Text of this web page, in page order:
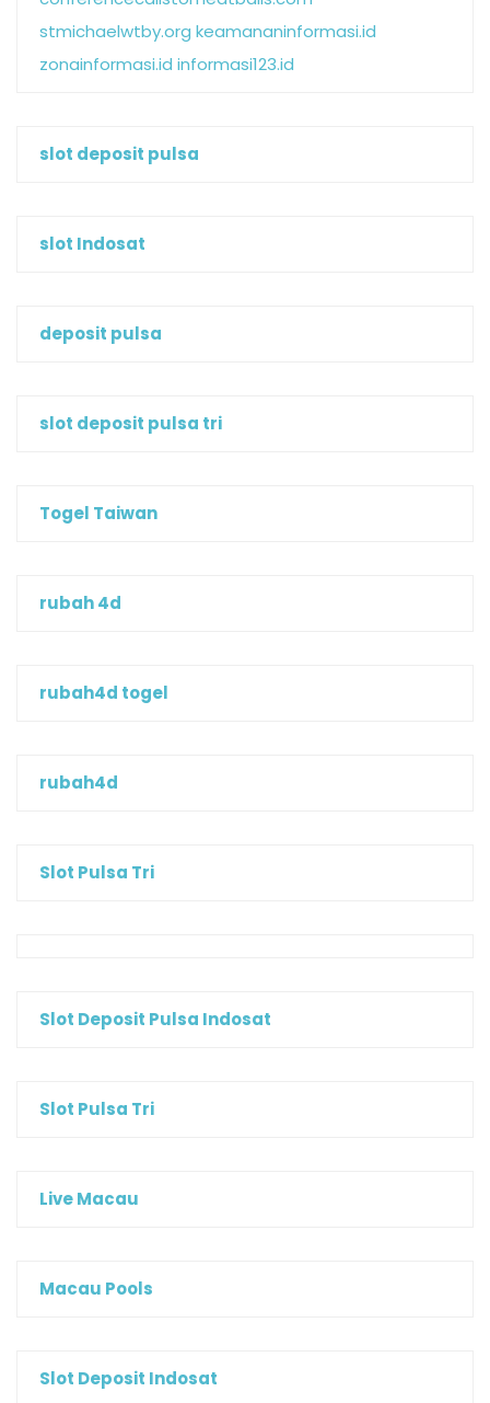
stmichaelwtby.org keamananinformasi.id
zonainformasi.id informasi123.id
slot deposit pulsa
slot Indosat
deposit pulsa
slot deposit pulsa tri
Togel Taiwan
rubah 4d
rubah4d togel
rubah4d
Slot Pulsa Tri
Slot Deposit Pulsa Indosat
Slot Pulsa Tri
Live Macau
Macau Pools
Slot Deposit Indosat